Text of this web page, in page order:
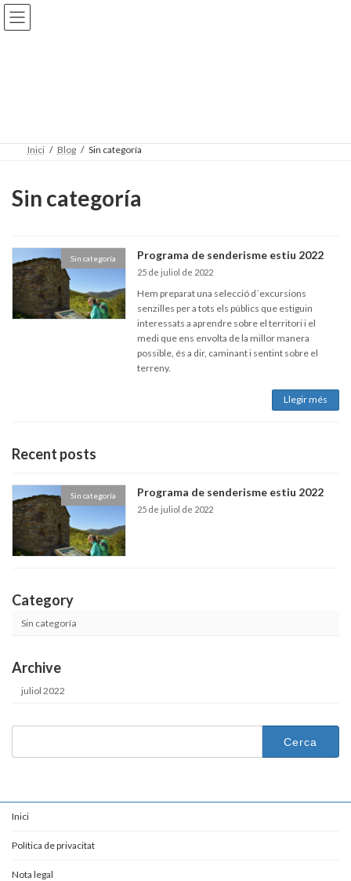
Skip
to
the
Skip
to
the
Inici Blog Sin categoría
Sin categoría
Sin categoría Programa de senderisme estiu 2022
25 de juliol de 2022
Hem preparat una selecció d´excursions
senzilles per a tots els públics que estiguin
interessats a aprendre sobre el territori i el
medi que ens envolta de la millor manera
possible, és a dir, caminant i sentint sobre el
terreny.
Llegir més
Recent posts
Sin categoría Programa de senderisme estiu 2022
25 de juliol de 2022
Category
Sin categoría
Archive
juliol 2022
Cerca:
Inici
Política de privacitat
Nota legal